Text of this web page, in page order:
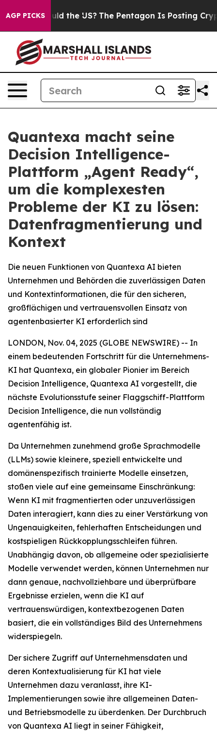
AGP PICKSthe US? The Pentagon Is Posting Cryptic
Quantexa macht seine
Decision Intelligence-
Plattform „Agent Ready“,
um die komplexesten
Probleme der KI zu lösen:
Datenfragmentierung und
Kontext
Die neuen Funktionen von Quantexa AI bieten
Unternehmen und Behörden die zuverlässigen Daten
und Kontextinformationen, die für den sicheren,
großflächigen und vertrauensvollen Einsatz von
agentenbasierter KI erforderlich sind
LONDON, Nov. 04, 2025 (GLOBE NEWSWIRE) -- In
einem bedeutenden Fortschritt für die Unternehmens-
KI hat Quantexa, ein globaler Pionier im Bereich
Decision Intelligence, Quantexa AI vorgestellt, die
nächste Evolutionsstufe seiner Flaggschiff-Plattform
Decision Intelligence, die nun vollständig
agentenfähig ist.
Da Unternehmen zunehmend große Sprachmodelle
(LLMs) sowie kleinere, speziell entwickelte und
domänenspezifisch trainierte Modelle einsetzen,
stoßen viele auf eine gemeinsame Einschränkung:
Wenn KI mit fragmentierten oder unzuverlässigen
Daten interagiert, kann dies zu einer Verstärkung von
Ungenauigkeiten, fehlerhaften Entscheidungen und
kostspieligen Rückkopplungsschleifen führen.
Unabhängig davon, ob allgemeine oder spezialisierte
Modelle verwendet werden, können Unternehmen nur
dann genaue, nachvollziehbare und überprüfbare
Ergebnisse erzielen, wenn die KI auf
vertrauenswürdigen, kontextbezogenen Daten
basiert, die ein vollständiges Bild des Unternehmens
widerspiegeln.
Der sichere Zugriff auf Unternehmensdaten und
deren Kontextualisierung für KI hat viele
Unternehmen dazu veranlasst, ihre KI-
Implementierungen sowie ihre allgemeinen Daten-
und Betriebsmodelle zu überdenken. Der Durchbruch
von Quantexa AI liegt in seiner Fähigkeit,